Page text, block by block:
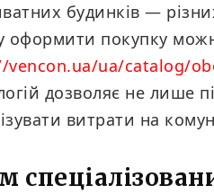
будинків —
оформити покупку
vencon.ua/ua/catalog/
дозволяє не лише
витрати на